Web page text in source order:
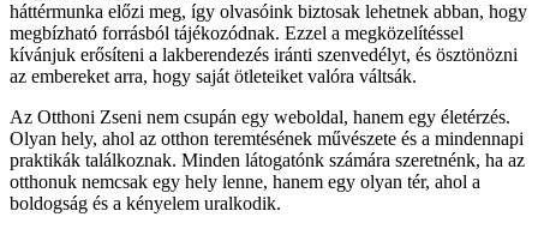
háttérmunka előzi meg, így olvasóink biztosak lehetnek abban, hogy
megbízható forrásból tájékozódnak. Ezzel a megközelítéssel
kívánjuk erősíteni a lakberendezés iránti szenvedélyt, és ösztönözni
az embereket arra, hogy saját ötleteiket valóra váltsák.
Az Otthoni Zseni nem csupán egy weboldal, hanem egy életérzés.
Olyan hely, ahol az otthon teremtésének művészete és a mindennapi
praktikák találkoznak. Minden látogatónk számára szeretnénk, ha az
otthonuk nemcsak egy hely lenne, hanem egy olyan tér, ahol a
boldogság és a kényelem uralkodik.